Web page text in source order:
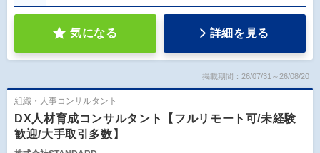
気になる 詳細を見る
掲載期間：26/07/31～26/08/20
組織・人事コンサルタント
DX人材育成コンサルタント【フルリモート可/未経験
歓迎/大手取引多数】